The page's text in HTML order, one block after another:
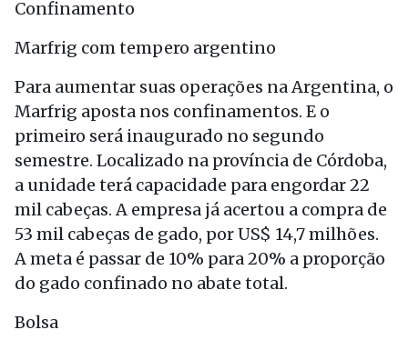
Confinamento
Marfrig com tempero argentino
Para aumentar suas operações na Argentina, o
Marfrig aposta nos confinamentos. E o
primeiro será inaugurado no segundo
semestre. Localizado na província de Córdoba,
a unidade terá capacidade para engordar 22
mil cabeças. A empresa já acertou a compra de
53 mil cabeças de gado, por US$ 14,7 milhões.
A meta é passar de 10% para 20% a proporção
do gado confinado no abate total.
Bolsa